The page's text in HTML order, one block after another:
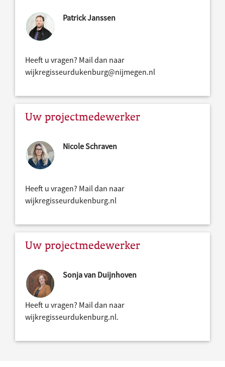
Patrick Janssen
Heeft u vragen? Mail dan naar
wijkregisseurdukenburg@nijmegen.nl
Uw projectmedewerker
Nicole Schraven
Heeft u vragen? Mail dan naar
wijkregisseurdukenburg.nl
Uw projectmedewerker
Sonja van Duijnhoven
Heeft u vragen? Mail dan naar
wijkregisseurdukenburg.nl.